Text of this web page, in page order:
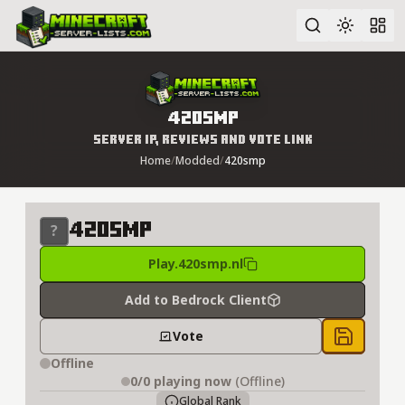
Advanced search
420smp
Server IP, Reviews and Vote Link
Home/Modded/420smp
420smp
Play.420smp.nl
Add to Bedrock Client
Vote Save to
Offline
0/0 playing now (Offline)
Global Rank